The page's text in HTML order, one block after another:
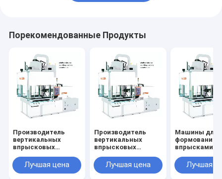
Порекомендованные Продукты
Производитель
вертикальных
впрысковых
Лучшая цена
Производитель
вертикальных
впрысковых
Лучшая цена
Машины для
формования
впрысками
ценаЛучшая